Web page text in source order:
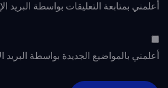
أعلمني بمتابعة التعليقات بواسطة البريد
أعلمني بالمواضيع الجديدة بواسطة البريد